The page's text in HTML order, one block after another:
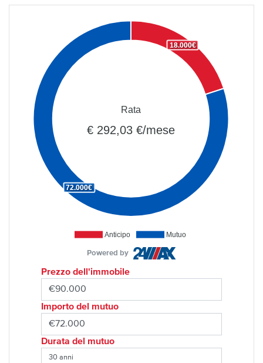
Anticipo Mutuo
18.000€
72.000€
Rata
€ 292,03 €/mese
Powered by
Prezzo dell'immobile
Importo del mutuo
Durata del mutuo